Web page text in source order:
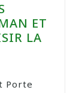
ET
LA
Porte